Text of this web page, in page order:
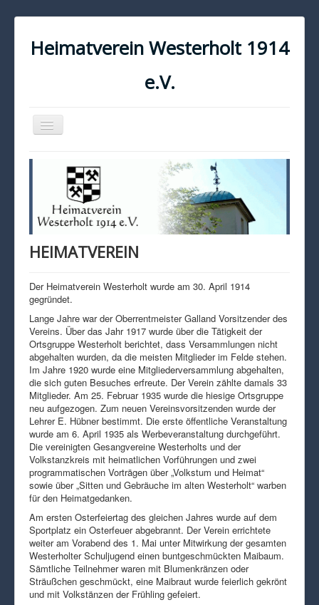
Heimatverein Westerholt 1914
e.V.
Navigation
an/aus
KONTAKT
IMPRESSUM
DATENSCHUTZ
HEIMATVEREIN
Der Heimatverein Westerholt wurde am 30. April 1914
gegründet.
Lange Jahre war der Oberrentmeister Galland Vorsitzender des
Vereins. Über das Jahr 1917 wurde über die Tätigkeit der
Ortsgruppe Westerholt berichtet, dass Versammlungen nicht
abgehalten wurden, da die meisten Mitglieder im Felde stehen.
Im Jahre 1920 wurde eine Mitgliederversammlung abgehalten,
die sich guten Besuches erfreute. Der Verein zählte damals 33
Mitglieder. Am 25. Februar 1935 wurde die hiesige Ortsgruppe
neu aufgezogen. Zum neuen Vereinsvorsitzenden wurde der
Lehrer E. Hübner bestimmt. Die erste öffentliche Veranstaltung
wurde am 6. April 1935 als Werbeveranstaltung durchgeführt.
Die vereinigten Gesangvereine Westerholts und der
Volkstanzkreis mit heimatlichen Vorführungen und zwei
programmatischen Vorträgen über „Volkstum und Heimat“
sowie über „Sitten und Gebräuche im alten Westerholt“ warben
für den Heimatgedanken.
Am ersten Osterfeiertag des gleichen Jahres wurde auf dem
Sportplatz ein Osterfeuer abgebrannt. Der Verein errichtete
weiter am Vorabend des 1. Mai unter Mitwirkung der gesamten
Westerholter Schuljugend einen buntgeschmückten Maibaum.
Sämtliche Teilnehmer waren mit Blumenkränzen oder
Sträußchen geschmückt, eine Maibraut wurde feierlich gekrönt
und mit Volkstänzen der Frühling gefeiert.